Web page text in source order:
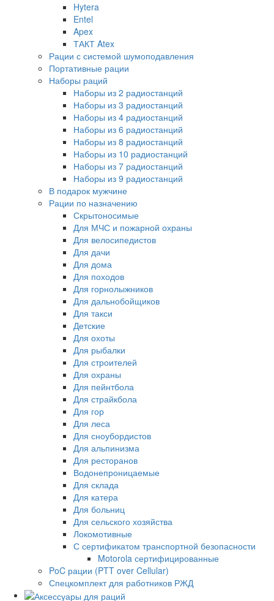
Hytera
Entel
Apex
ТАКТ Atex
Рации с системой шумоподавления
Портативные рации
Наборы раций
Наборы из 2 радиостанций
Наборы из 3 радиостанций
Наборы из 4 радиостанций
Наборы из 6 радиостанций
Наборы из 8 радиостанций
Наборы из 10 радиостанций
Наборы из 7 радиостанций
Наборы из 9 радиостанций
В подарок мужчине
Рации по назначению
Скрытоносимые
Для МЧС и пожарной охраны
Для велосипедистов
Для дачи
Для дома
Для походов
Для горнолыжников
Для дальнобойщиков
Для такси
Детские
Для охоты
Для рыбалки
Для строителей
Для охраны
Для пейнтбола
Для страйкбола
Для гор
Для леса
Для сноубордистов
Для альпинизма
Для ресторанов
Водонепроницаемые
Для склада
Для катера
Для больниц
Для сельского хозяйства
Локомотивные
С сертификатом транспортной безопасности
Motorola сертифицированные
PoC рации (PTT over Cellular)
Спецкомплект для работников РЖД